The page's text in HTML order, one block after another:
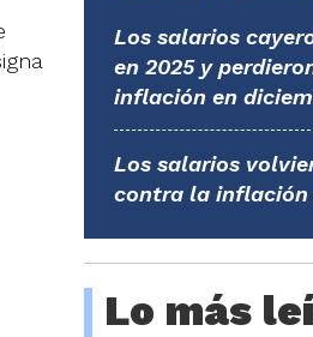
Los salarios
en 2025 y
inflación en
Los salarios
contra la inflación
Lo más